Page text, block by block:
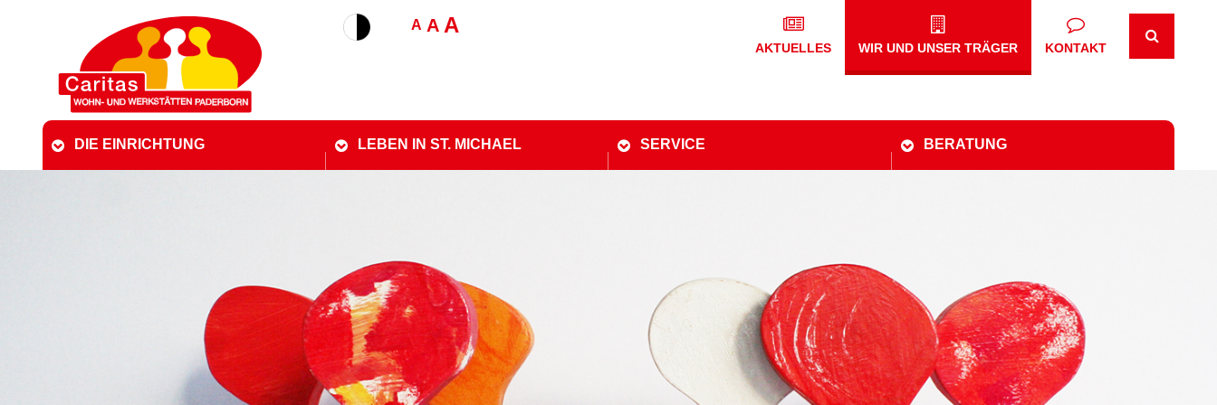
A A A
AKTUELLES WIR UND UNSER TRÄGER KONTAKT
DIE EINRICHTUNG LEBEN IN ST. MICHAEL SERVICE BERATUNG